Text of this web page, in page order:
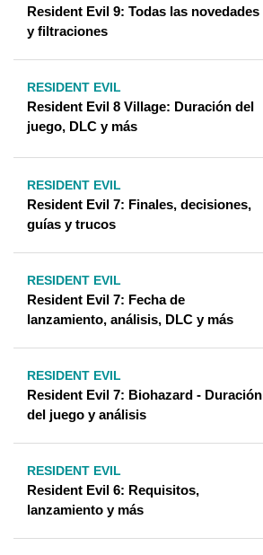
Resident Evil 9: Todas las novedades
y filtraciones
RESIDENT EVIL
Resident Evil 8 Village: Duración del
juego, DLC y más
RESIDENT EVIL
Resident Evil 7: Finales, decisiones,
guías y trucos
RESIDENT EVIL
Resident Evil 7: Fecha de
lanzamiento, análisis, DLC y más
RESIDENT EVIL
Resident Evil 7: Biohazard - Duración
del juego y análisis
RESIDENT EVIL
Resident Evil 6: Requisitos,
lanzamiento y más